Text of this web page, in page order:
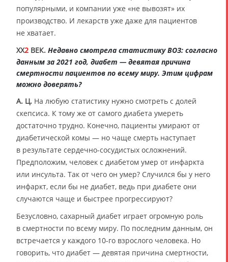
популярными, и компании уже «не вывозят» их
производство. И лекарств уже даже для пациентов
не хватает.
XX2 ВЕК. Недавно смотрела статистику ВОЗ: согласно
данным за 2021 год, диабет — девятая причина
смертности пациентов по всему миру. Этим цифрам
можно доверять?
А. Ц. На любую статистику нужно смотреть с долей
скепсиса. К тому же от самого диабета умереть
достаточно трудно. Конечно, пациенты умирают от
диабетической комы — но чаще смерть наступает
в результате сердечно-сосудистых осложнений.
Предположим, человек с диабетом умер от инфаркта
или инсульта. Так от чего он умер? Случился бы у него
инфаркт, если бы не диабет, ведь при диабете они
случаются чаще и быстрее прогрессируют?
Безусловно, сахарный диабет играет огромную роль
в смертности по всему миру. По последним данным, он
встречается у каждого 10-го взрослого человека. Но
говорить, что диабет — девятая причина смертности,